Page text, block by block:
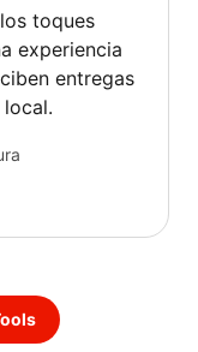
toques
experiencia
entregas